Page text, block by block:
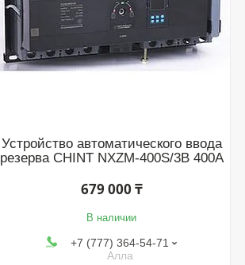
Устройство автоматического ввода
резерва CHINT NXZM-400S/3B 400A
679 000 ₸
В наличии
+7 (777) 364-54-71
Алла